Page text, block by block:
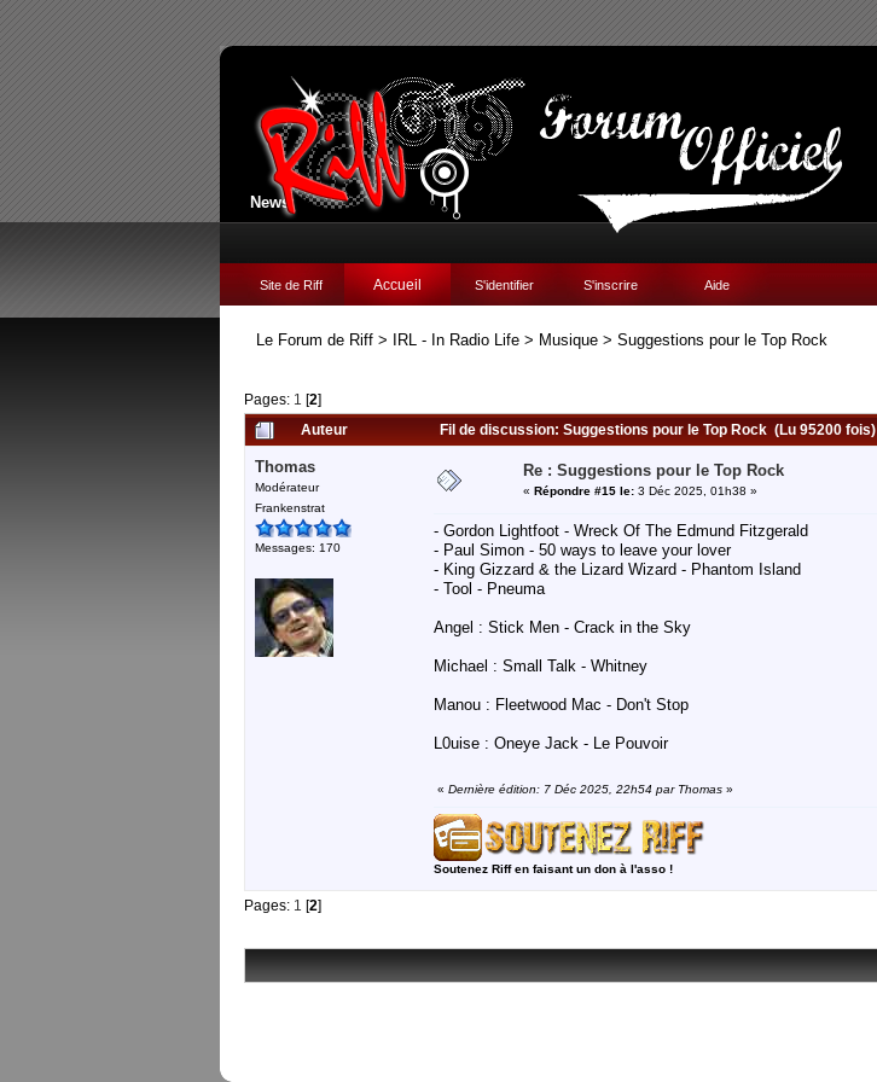
News:
Site de Riff Accueil S'identifier S'inscrire Aide
Le Forum de Riff > IRL - In Radio Life > Musique > Suggestions pour le Top Rock
Pages: 1 [2]
Auteur Fil de discussion: Suggestions pour le Top Rock (Lu 95200 fois)
Thomas
Modérateur
Frankenstrat
Messages: 170
Re : Suggestions pour le Top Rock
« Répondre #15 le: 3 Déc 2025, 01h38 »
- Gordon Lightfoot - Wreck Of The Edmund Fitzgerald
- Paul Simon - 50 ways to leave your lover
- King Gizzard & the Lizard Wizard - Phantom Island
- Tool - Pneuma
Angel : Stick Men - Crack in the Sky
Michael : Small Talk - Whitney
Manou : Fleetwood Mac - Don't Stop
L0uise : Oneye Jack - Le Pouvoir
« Dernière édition: 7 Déc 2025, 22h54 par Thomas »
Soutenez Riff en faisant un don à l'asso !
Pages: 1 [2]